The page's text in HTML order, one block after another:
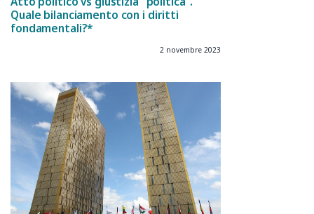
Quale bilanciamento con i diritti
fondamentali?*
2 novembre 2023